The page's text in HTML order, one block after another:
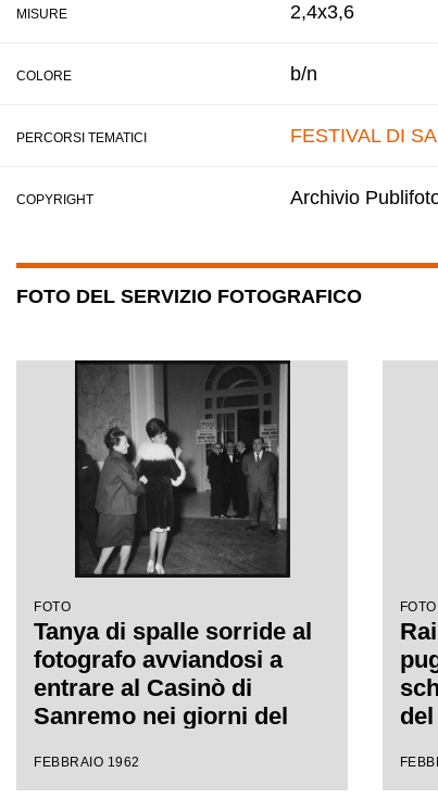
MISURE 2,4x3,6
COLORE b/n
PERCORSI TEMATICI FESTIVAL DI
COPYRIGHT Archivio
FOTO DEL SERVIZIO FOTOGRAFICO
FOTO
Tanya di spalle sorride al
fotografo avviandosi a
entrare al Casinò di
Sanremo nei giorni del
FEBBRAIO 1962
FOTO